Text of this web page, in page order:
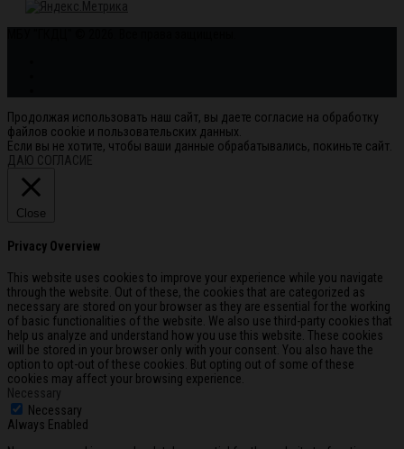
Продолжая использовать наш сайт, вы даете согласие на обработку
файлов cookie и пользовательских данных.
Если вы не хотите, чтобы ваши данные обрабатывались, покиньте сайт.
ДАЮ СОГЛАСИЕ
Close
Privacy Overview
This website uses cookies to improve your experience while you navigate
through the website. Out of these, the cookies that are categorized as
necessary are stored on your browser as they are essential for the working
of basic functionalities of the website. We also use third-party cookies that
help us analyze and understand how you use this website. These cookies
will be stored in your browser only with your consent. You also have the
option to opt-out of these cookies. But opting out of some of these
cookies may affect your browsing experience.
Necessary
Necessary
Always Enabled